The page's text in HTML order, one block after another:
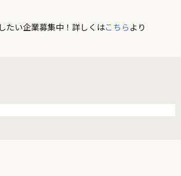
たい企業募集中！詳しくはこちら より